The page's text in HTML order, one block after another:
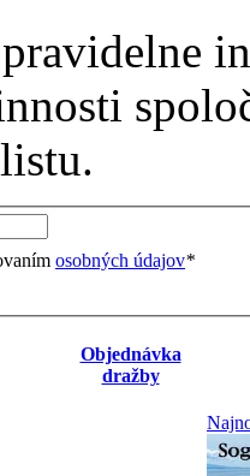
osobných údajov*
Objednávka
dražby